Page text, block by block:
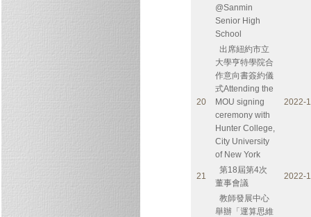
@Sanmin
Senior High
School
20
出席紐約市立
大學亨特學院合
作意向書簽約儀
式Attending the
MOU signing
ceremony with
Hunter College,
City University
of New York
2022-
21
第18屆第4次
董事會議
2022-
教師發展中心
舉辦「運算思維